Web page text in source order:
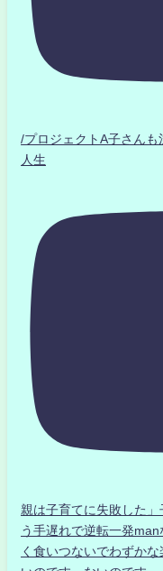
/プロジェクトA子さん
人生
親は子育てに失敗した
う手遅れで逆転一発man
く食いつないでわずか